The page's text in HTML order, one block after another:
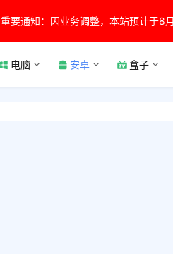
重要通知：因业务调整，本站预计于8
电脑 安卓 盒子